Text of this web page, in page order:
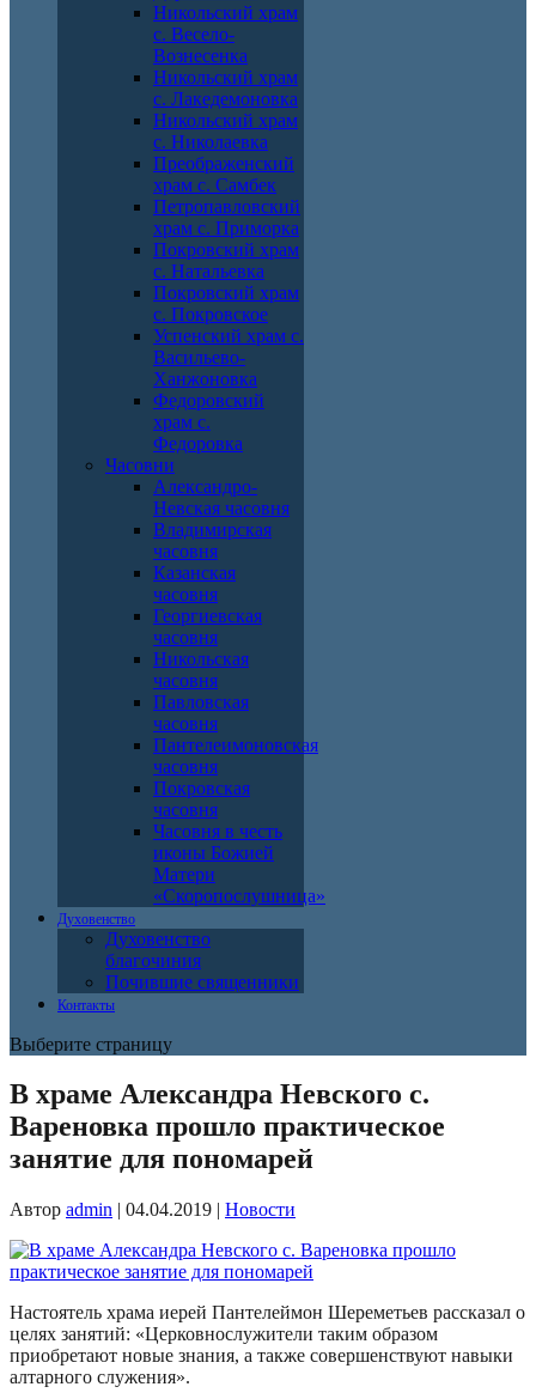
Никольский храм
с. Весело-
Вознесенка
Никольский храм
с. Лакедемоновка
Никольский храм
с. Николаевка
Преображенский
храм с. Самбек
Петропавловский
храм с. Приморка
Покровский храм
с. Натальевка
Покровский храм
с. Покровское
Успенский храм с.
Васильево-
Ханжоновка
Федоровский
храм с.
Федоровка
Часовни
Александро-
Невская часовня
Владимирская
часовня
Казанская
часовня
Георгиевская
часовня
Никольская
часовня
Павловская
часовня
Пантелеимоновская
часовня
Покровская
часовня
Часовня в честь
иконы Божией
Матери
«Скоропослушница»
Духовенство
Духовенство
благочиния
Почившие священники
Контакты
Выберите страницу
В храме Александра Невского с.
Вареновка прошло практическое
занятие для пономарей
Автор admin | 04.04.2019 | Новости
Настоятель храма иерей Пантелеймон Шереметьев рассказал о
целях занятий: «Церковнослужители таким образом
приобретают новые знания, а также совершенствуют навыки
алтарного служения».